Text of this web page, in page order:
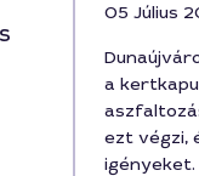
05 Július
a
ezt végzi,
igényeket.